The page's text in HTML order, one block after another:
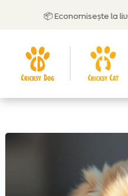
📦 Economisește la livrare